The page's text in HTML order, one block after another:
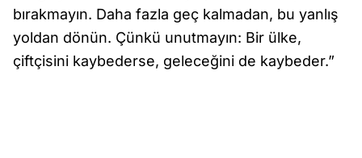
bırakmayın. Daha fazla geç kalmadan, bu yanlış
yoldan dönün. Çünkü unutmayın: Bir ülke,
çiftçisini kaybederse, geleceğini de kaybeder.”